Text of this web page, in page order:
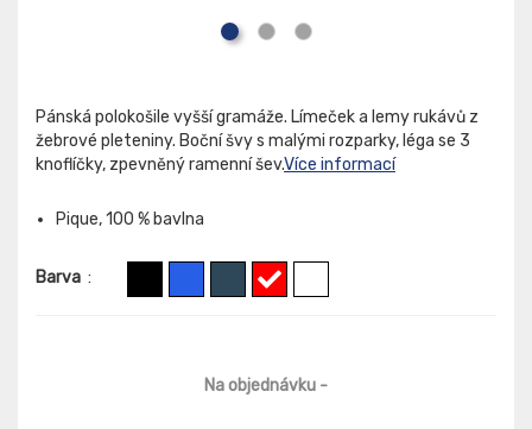
Pánská polokošile vyšší gramáže. Límeček a lemy rukávů z
žebrové pleteniny. Boční švy s malými rozparky, léga se 3
knoflíčky, zpevněný ramenní šev.Více informací
Pique, 100 % bavlna
Barva :
Na objednávku -